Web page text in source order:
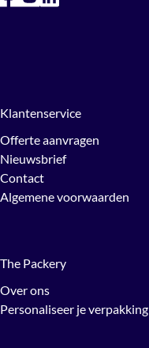
Klantenservice
Offerte aanvragen
Nieuwsbrief
Contact
Algemene voorwaarden
The Packery
Over ons
Personaliseer je verpakking